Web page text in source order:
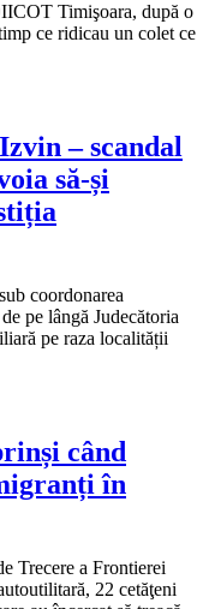
Timişoara, după o
ce ridicau un colet ce
– scandal
să-și
coordonarea
pe lângă Judecătoria
pe raza localității
când
în
Trecere a Frontierei
22 cetăţeni